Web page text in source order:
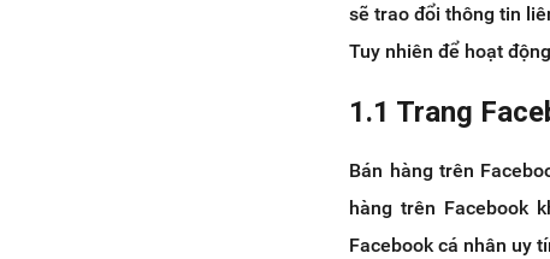
sẽ trao đổi thông tin
Tuy nhiên để hoạt
1.1 Trang
Bán hàng trên
hàng trên Facebook
Facebook cá nhân uy